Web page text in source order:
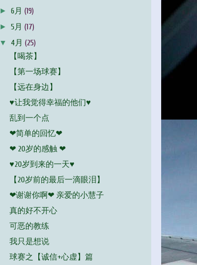
►6月(19)
►5月(17)
▼4月(25)
【喝茶】
【第一场球赛】
【远在身边】
♥让我觉得幸福的他们♥
乱到一个点
❤简单的回忆❤
❤ 20岁的感触 ❤
♥20岁到来的一天♥
【20岁前的最后一滴眼泪】
❤谢谢你啊❤ 亲爱的小慧子
真的好不开心
可恶的教练
我只是想说
球赛之【诚信+心虚】篇